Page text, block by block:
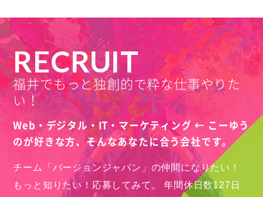
RECRUIT
福井でもっと独創的で粋な仕事やりた
い！
Web・デジタル・IT・マーケティング ← こーゆう
のが好きな方、そんなあなたに合う会社です。
チーム「バージョンジャパン」の仲間になりたい！
もっと知りたい！応募してみて。
年間休日数127日